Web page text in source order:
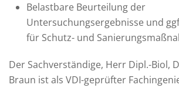
Belastbare Beurteilung der
Untersuchungsergebnisse und
für Schutz- und
Der Sachverständige, Herr Dipl.-Biol,
Braun ist als VDI-geprüfter